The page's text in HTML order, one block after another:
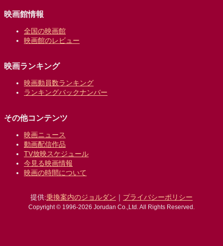
映画館情報
全国の映画館
映画館のレビュー
映画ランキング
映画動員数ランキング
ランキングバックナンバー
その他コンテンツ
映画ニュース
動画配信作品
TV放映スケジュール
今見る映画情報
映画の時間について
提供:乗換案内のジョルダン ｜ プライバシーポリシー
Copyright © 1996-2026 Jorudan Co.,Ltd. All Rights Reserved.